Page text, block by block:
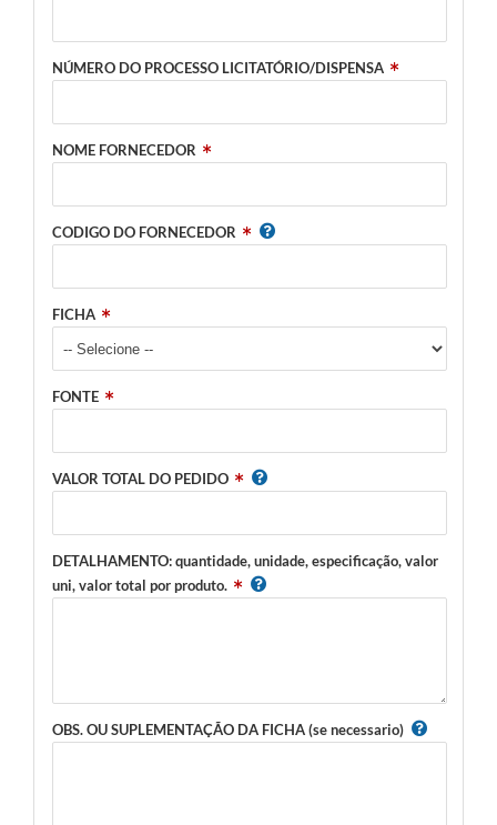
NÚMERO DO PROCESSO LICITATÓRIO/DISPENSA
NOME FORNECEDOR
CODIGO DO FORNECEDOR
FICHA
FONTE
VALOR TOTAL DO PEDIDO
DETALHAMENTO: quantidade, unidade, especificação, valor
uni, valor total por produto.
OBS. OU SUPLEMENTAÇÃO DA FICHA (se necessario)